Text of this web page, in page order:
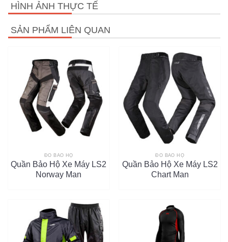
HÌNH ẢNH THỰC TẾ
SẢN PHẨM LIÊN QUAN
ĐỒ BẢO HỘ
Quần Bảo Hộ Xe Máy LS2
Norway Man
ĐỒ BẢO HỘ
Quần Bảo Hộ Xe Máy LS2
Chart Man